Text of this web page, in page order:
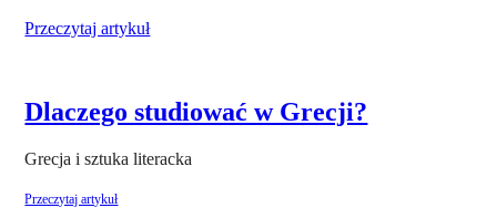
Przeczytaj artykuł
Dlaczego studiować w Grecji?
Przeczytaj artykuł